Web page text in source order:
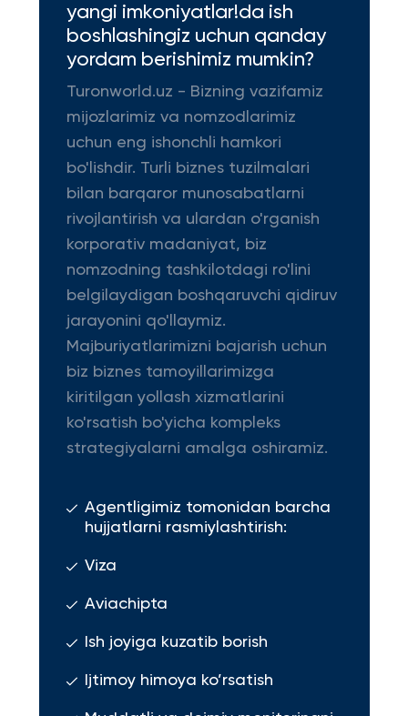
yangi imkoniyatlar!da ish
boshlashingiz uchun qanday
yordam berishimiz mumkin?
Turonworld.uz - Bizning vazifamiz
mijozlarimiz va nomzodlarimiz
uchun eng ishonchli hamkori
bo'lishdir. Turli biznes tuzilmalari
bilan barqaror munosabatlarni
rivojlantirish va ulardan o'rganish
korporativ madaniyat, biz
nomzodning tashkilotdagi ro'lini
belgilaydigan boshqaruvchi qidiruv
jarayonini qo'llaymiz.
Majburiyatlarimizni bajarish uchun
biz biznes tamoyillarimizga
kiritilgan yollash xizmatlarini
ko'rsatish bo'yicha kompleks
strategiyalarni amalga oshiramiz.
Agentligimiz tomonidan barcha
hujjatlarni rasmiylashtirish:
Viza
Aviachipta
Ish joyiga kuzatib borish
Ijtimoy himoya ko’rsatish